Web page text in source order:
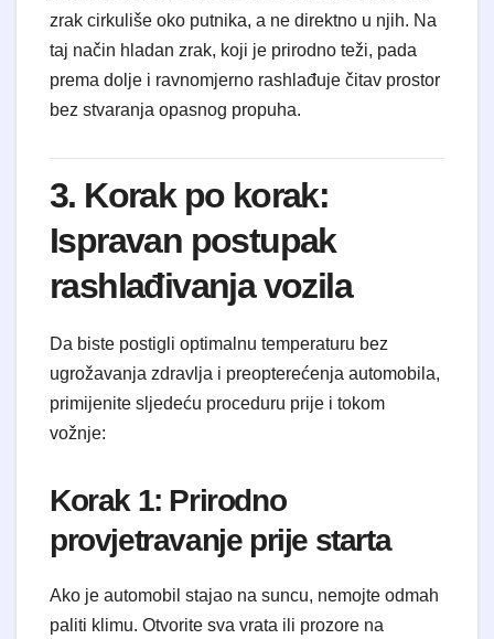
zrak cirkuliše oko putnika, a ne direktno u njih. Na
taj način hladan zrak, koji je prirodno teži, pada
prema dolje i ravnomjerno rashlađuje čitav prostor
bez stvaranja opasnog propuha.
3. Korak po korak:
Ispravan postupak
rashlađivanja vozila
Da biste postigli optimalnu temperaturu bez
ugrožavanja zdravlja i preopterećenja automobila,
primijenite sljedeću proceduru prije i tokom
vožnje:
Korak 1: Prirodno
provjetravanje prije starta
Ako je automobil stajao na suncu, nemojte odmah
paliti klimu. Otvorite sva vrata ili prozore na